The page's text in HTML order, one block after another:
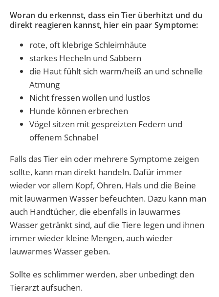
Woran du erkennst, dass ein Tier überhitzt und du
direkt reagieren kannst, hier ein paar Symptome:
rote, oft klebrige Schleimhäute
starkes Hecheln und Sabbern
die Haut fühlt sich warm/heiß an und schnelle
Atmung
Nicht fressen wollen und lustlos
Hunde können erbrechen
Vögel sitzen mit gespreizten Federn und
offenem Schnabel
Falls das Tier ein oder mehrere Symptome zeigen
sollte, kann man direkt handeln. Dafür immer
wieder vor allem Kopf, Ohren, Hals und die Beine
mit lauwarmen Wasser befeuchten. Dazu kann man
auch Handtücher, die ebenfalls in lauwarmes
Wasser getränkt sind, auf die Tiere legen und ihnen
immer wieder kleine Mengen, auch wieder
lauwarmes Wasser geben.
Sollte es schlimmer werden, aber unbedingt den
Tierarzt aufsuchen.